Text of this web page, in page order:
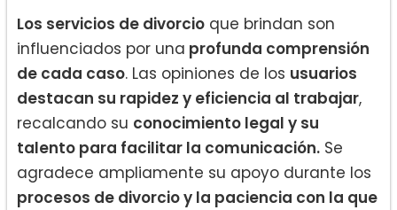
Los servicios de divorcio que brindan son
influenciados por una profunda comprensión
de cada caso. Las opiniones de los usuarios
destacan su rapidez y eficiencia al trabajar,
recalcando su conocimiento legal y su
talento para facilitar la comunicación. Se
agradece ampliamente su apoyo durante los
procesos de divorcio y la paciencia con la que